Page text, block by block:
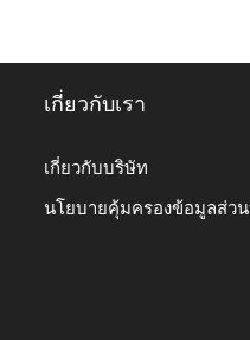
เกี่ยวกับเรา
เกี่ยวกับบริษัท
นโยบายคุ้มครองข้อมูลส่ว